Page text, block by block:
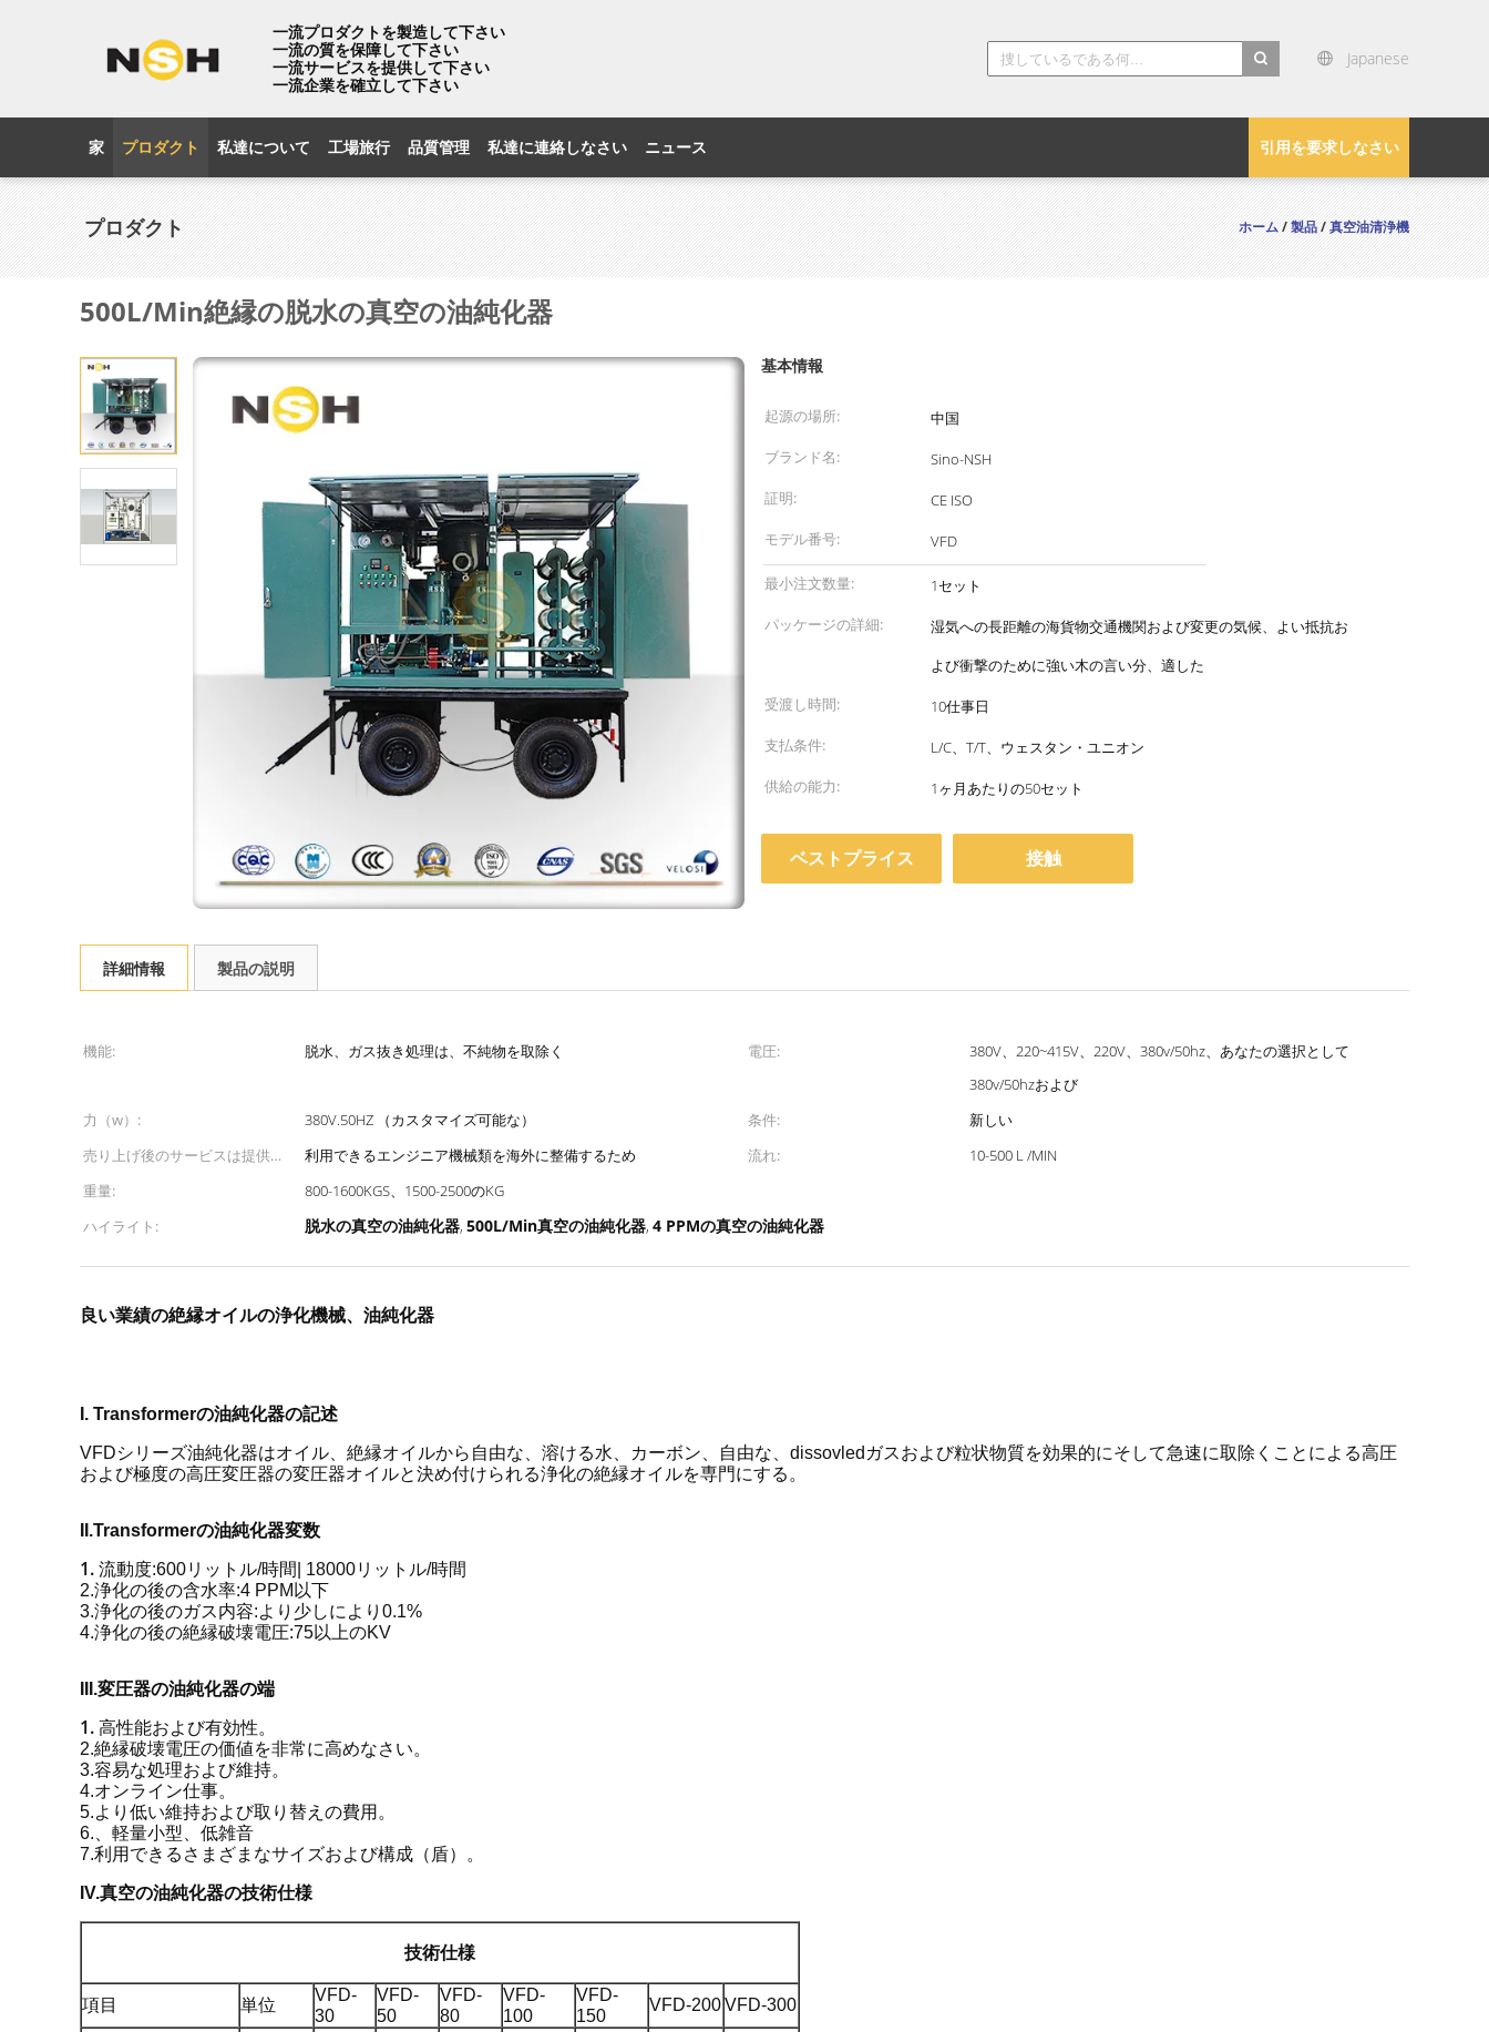
一流プロダクトを製造して下さい
一流の質を保障して下さい
一流サービスを提供して下さい
一流企業を確立して下さい
Japanese
引用を要求しなさい
家 プロダクト 私達について 工場旅行 品質管理 私達に連絡しなさい ニュース
プロダクト ホーム/製品/真空油清浄機
500L/Min絶縁の脱水の真空の油純化器
基本情報
起源の場所:
中国
ブランド名:
Sino-NSH
証明:
CE ISO
モデル番号:
VFD
最小注文数量:
1セット
パッケージの詳細:
湿気への長距離の海貨物交通機関および変更の気候、よい抵抗お
よび衝撃のために強い木の言い分、適した
受渡し時間:
10仕事日
支払条件:
L/C、T/T、ウェスタン・ユニオン
供給の能力:
1ヶ月あたりの50セット
ベストプライス 接触
詳細情報 製品の説明
機能: 脱水、ガス抜き処理は、不純物を取除く 電圧:
380V、220~415V、220V、380v/50hz、あなたの選択として
380v/50hzおよび
力（w）:
380V.50HZ （カスタマイズ可能な） 条件:
新しい
売り上げ後のサービスは提供し
た:
利用できるエンジニア機械類を海外に整備するため 流れ:
10-500 L /MIN
重量:
800-1600KGS、1500-2500のKG
ハイライト:
脱水の真空の油純化器, 500L/Min真空の油純化器, 4 PPMの真空の油純化器
良い業績の絶縁オイルの浄化機械、油純化器
I. Transformerの油純化器の記述
VFDシリーズ油純化器はオイル、絶縁オイルから自由な、溶ける水、カーボン、自由な、dissovledガスおよび粒状物質を効果的にそして急速に取除くことによる高圧
および極度の高圧変圧器の変圧器オイルと決め付けられる浄化の絶縁オイルを専門にする。
II.Transformerの油純化器変数
1. 流動度:600リットル/時間| 18000リットル/時間
2.浄化の後の含水率:4 PPM以下
3.浄化の後のガス内容:より少しにより0.1%
4.浄化の後の絶縁破壊電圧:75以上のKV
III.変圧器の油純化器の端
1. 高性能および有効性。
2.絶縁破壊電圧の価値を非常に高めなさい。
3.容易な処理および維持。
4.オンライン仕事。
5.より低い維持および取り替えの費用。
6.、軽量小型、低雑音
7.利用できるさまざまなサイズおよび構成（盾）。
IV.真空の油純化器の技術仕様
技術仕様
項目 単位
VFD-
30
VFD-
50
VFD-
80
VFD-
100
VFD-
150
VFD-200VFD-300